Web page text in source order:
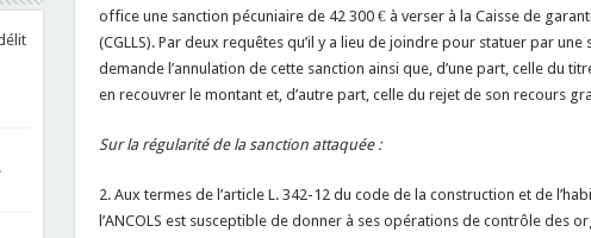
office une sanction pécuniaire de 42 300 € à verser à la Caisse de
(CGLLS). Par deux requêtes qu’il y a lieu de joindre pour statuer par une
demande l’annulation de cette sanction ainsi que, d’une part, celle du
en recouvrer le montant et, d’autre part, celle du rejet de son recours
Sur la régularité de la sanction attaquée :
2. Aux termes de l’article L. 342-12 du code de la construction et de
l’ANCOLS est susceptible de donner à ses opérations de contrôle des